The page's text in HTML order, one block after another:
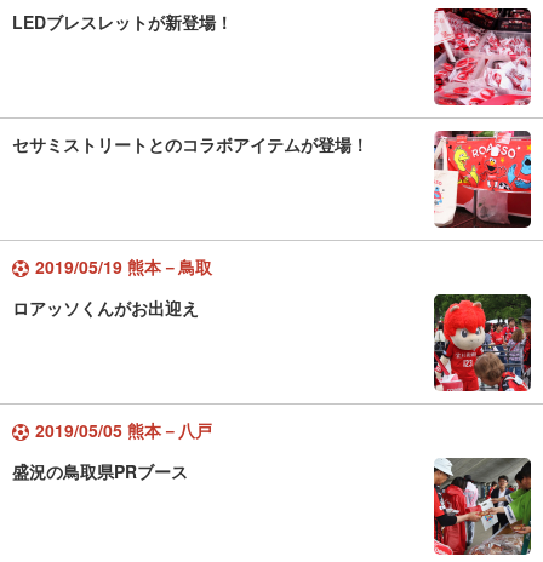
LEDブレスレットが新登場！
セサミストリートとのコラボアイテムが登場！
2019/05/19 熊本－鳥取
ロアッソくんがお出迎え
2019/05/05 熊本－八戸
盛況の鳥取県PRブース